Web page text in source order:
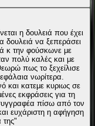
η δουλειά που έχει
δουλειά να ξεπεράσει
πως το ξεχείλισε
νωρίτερα.
και κατεμε κυριως σε
εκφράσεις για τη
πίσω από τον
της"